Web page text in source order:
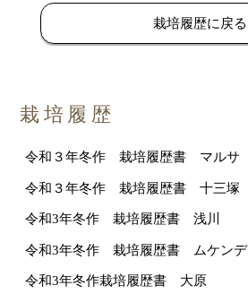
栽培履歴に戻る
栽培履歴
令和３年冬作 栽培履歴書 マルサ
令和３年冬作 栽培履歴書 十三塚
令和3年冬作 栽培履歴書 浅川
令和3年冬作 栽培履歴書 ムケンデ
令和3年冬作栽培履歴書 大原